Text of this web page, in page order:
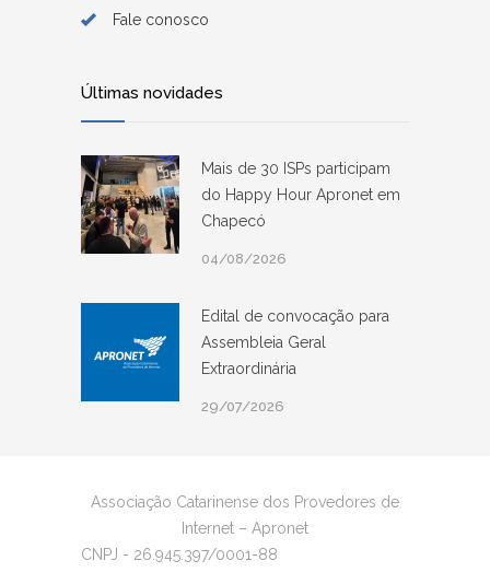
Fale conosco
Últimas novidades
Mais de 30 ISPs participam
do Happy Hour Apronet em
Chapecó
04/08/2026
Edital de convocação para
Assembleia Geral
Extraordinária
29/07/2026
Associação Catarinense dos Provedores de
Internet – Apronet
CNPJ - 26.945.397/0001-88